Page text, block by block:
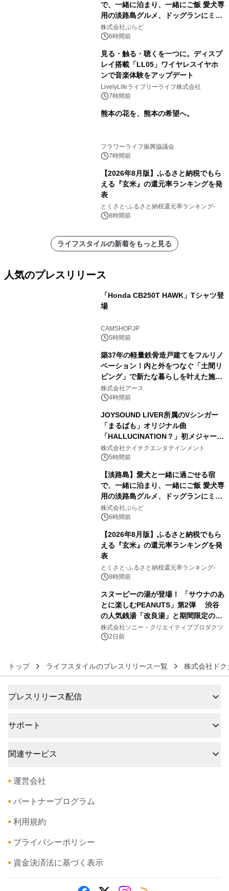
で、一緒に泊まり、一緒にご飯 愛犬専
用の淡路島グルメ、ドッグランにミニ
プール グランピングとトレーラーハウ
スの2施設で
株式会社ぷらど
6時間前
見る・触る・聴くを一つに。ディスプ
レイ搭載「LL05」ワイヤレスイヤホ
ンで音楽体験をアップデート
LivelyLifeライブリーライフ株式会社
7時間前
熊本の花を、熊本の希望へ。
フラワーライフ振興協議会
7時間前
【2026年8月版】ふるさと納税でもら
える『玄米』の還元率ランキングを発
表
とくさと-ふるさと納税還元率ランキング-
8時間前
ライフスタイルの新着をもっと見る
人気のプレスリリース
「Honda CB250T HAWK」Tシャツ登
場
CAMSHOP.JP
5時間前
築37年の軽量鉄骨造戸建てをフルリノ
ベーション！内と外をつなぐ「土間リ
ビング」で新たな暮らしを叶えた施工
事例を株式会社アースが公開
株式会社アース
4時間前
JOYSOUND LIVER所属のVシンガー
「まるぱも」オリジナル曲
「HALLUCINATION？」初メジャー配
信リリース決定！
株式会社テイチクエンタテインメント
5時間前
【淡路島】愛犬と一緒に過ごせる宿
で、一緒に泊まり、一緒にご飯 愛犬専
用の淡路島グルメ、ドッグランにミニ
プール グランピングとトレーラーハウ
スの2施設で
株式会社ぷらど
6時間前
【2026年8月版】ふるさと納税でもら
える『玄米』の還元率ランキングを発
表
とくさと-ふるさと納税還元率ランキング-
8時間前
スヌーピーの湯が登場！ 「サウナのあ
とに楽しむPEANUTS」第2弾 渋谷
の人気銭湯「改良湯」と期間限定のコ
ラボレーション サウナイキタイコラ
ボグッズも発売決定！
株式会社ソニー・クリエイティブプロダクツ
2日前
トップ ライフスタイルのプレスリリース一覧 株式会社ド
プレスリリース配信
サポート
関連サービス
• 運営会社
• パートナープログラム
• 利用規約
• プライバシーポリシー
• 資金決済法に基づく表示